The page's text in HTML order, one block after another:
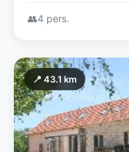
👥4 pers.
📍 43.1 km